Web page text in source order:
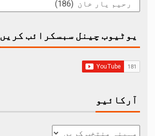
یوٹیوب چینل سبسکرائب کریں
آرکائیو